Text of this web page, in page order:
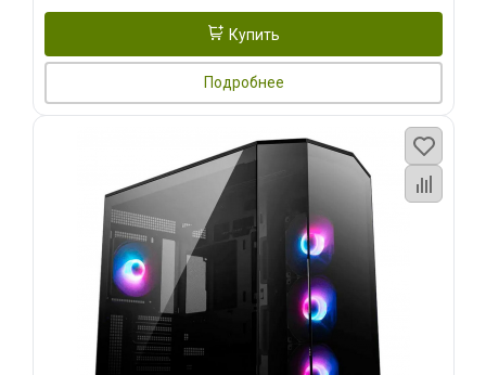
Купить
Подробнее